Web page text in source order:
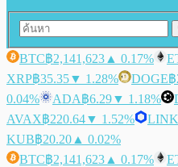
BTC฿2,141,623 ▲ 0.17%
XRP฿35.35▼ 1.28% DOGE฿
0.04%
ADA฿6.29▼ 1.18%
AVAX฿220.64▼ 1.52% LINK
KUB฿20.20 ▲ 0.02%
BTC฿2,141,623 ▲ 0.17%